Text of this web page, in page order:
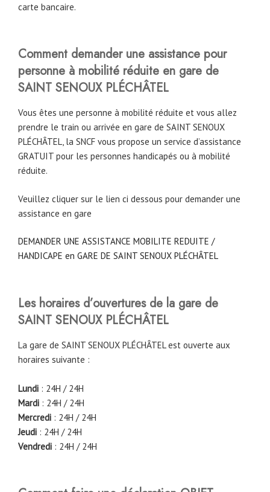
carte bancaire.
Comment demander une assistance pour
personne à mobilité réduite en gare de
SAINT SENOUX PLÉCHÂTEL
Vous êtes une personne à mobilité réduite et vous allez
prendre le train ou arrivée en gare de SAINT SENOUX
PLÉCHÂTEL, la SNCF vous propose un service d’assistance
GRATUIT pour les personnes handicapés ou à mobilité
réduite.
Veuillez cliquer sur le lien ci dessous pour demander une
assistance en gare
DEMANDER UNE ASSISTANCE MOBILITE REDUITE /
HANDICAPE en GARE DE SAINT SENOUX PLÉCHÂTEL
Les horaires d’ouvertures de la gare de
SAINT SENOUX PLÉCHÂTEL
La gare de SAINT SENOUX PLÉCHÂTEL est ouverte aux
horaires suivante :
Lundi : 24H / 24H
Mardi : 24H / 24H
Mercredi : 24H / 24H
Jeudi : 24H / 24H
Vendredi : 24H / 24H